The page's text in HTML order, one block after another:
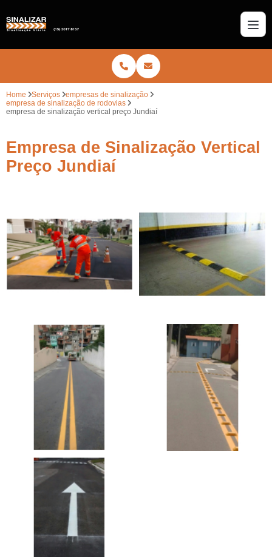
Home Serviços
empresas de sinalização
empresa de sinalização de rodovias
empresa de sinalização vertical preço Jundiaí
Empresa de Sinalização Vertical
Preço Jundiaí